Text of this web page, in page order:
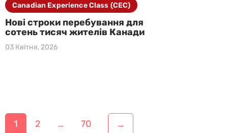
Нові строки перебування для
сотень тисяч жителів Канади
03 Квітня, 2026
Canadian Experience Class (CEC)
1 2 … 70 →